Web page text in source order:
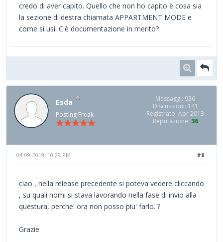
credo di aver capito. Quello che non ho capito è cosa sia
la sezione di destra chiamata APPARTMENT MODE e
come si usi. C'è documentazione in merito?
Esda
Posting Freak
Messaggi: 936
Discussioni: 141
Registrato: Apr 2013
Reputazione: 36
#8
04-09-2019, 10:29 PM
ciao , nella release precedente si poteva vedere cliccando
, su quali nomi si stava lavorando nella fase di invio alla
questura, perche' ora non posso piu' farlo. ?
Grazie